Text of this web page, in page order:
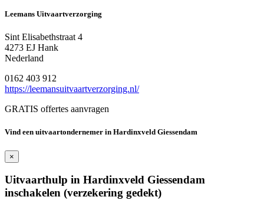
Leemans Uitvaartverzorging
Sint Elisabethstraat 4
4273 EJ Hank
Nederland
0162 403 912
https://leemansuitvaartverzorging.nl/
GRATIS offertes aanvragen
Vind een uitvaartondernemer in Hardinxveld Giessendam
×
Uitvaarthulp in Hardinxveld Giessendam
inschakelen (verzekering gedekt)